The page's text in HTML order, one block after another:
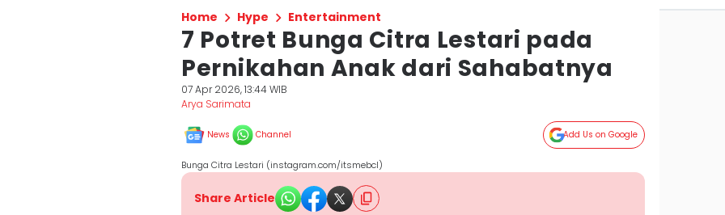
Home Hype Entertainment
7 Potret Bunga Citra Lestari pada
Pernikahan Anak dari Sahabatnya
07 Apr 2026, 13:44 WIB
Arya Sarimata
News Channel Add Us on Google
Bunga Citra Lestari (instagram.com/itsmebcl)
Share Article